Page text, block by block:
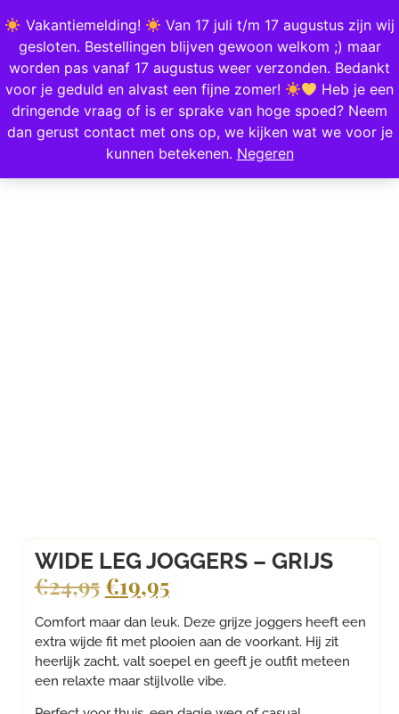
Vakantiemelding!
Van 17 juli t/m 17 augustus zijn wij
gesloten. Bestellingen blijven gewoon welkom ;) maar
worden pas vanaf 17 augustus weer verzonden. Bedankt
voor je geduld en alvast een fijne zomer!
Heb je een
dringende vraag of is er sprake van hoge spoed? Neem
dan gerust contact met ons op, we kijken wat we voor je
kunnen betekenen. Negeren
0
Home/ Mode & Accessoires /Kleding/Broeken & Shorts/ Wide Leg Joggers –
Grijs
Aanbieding!
WIDE LEG JOGGERS – GRIJS
€24,95€19,95
Comfort maar dan leuk. Deze grijze joggers heeft een
extra wijde fit met plooien aan de voorkant. Hij zit
heerlijk zacht, valt soepel en geeft je outfit meteen
een relaxte maar stijlvolle vibe.